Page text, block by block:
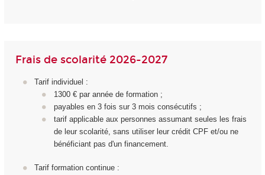
Frais de scolarité 2026-2027
Tarif individuel :
1300 € par année de formation ;
payables en 3 fois sur 3 mois consécutifs ;
tarif applicable aux personnes assumant seules les frais
de leur scolarité, sans utiliser leur crédit CPF et/ou ne
bénéficiant pas d'un financement.
Tarif formation continue :